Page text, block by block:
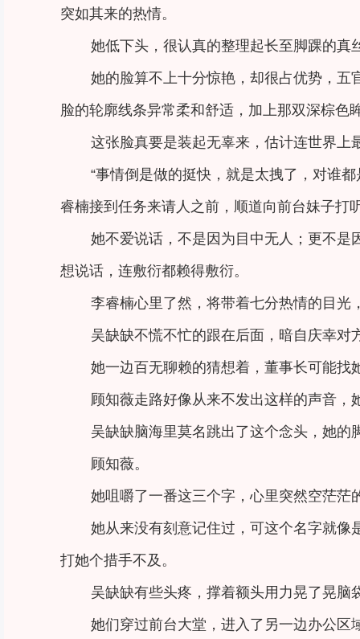
突如其来的热情。
她低下头，很认真的整理起长至脚踝的
她的脸算不上十分惊艳，却很占优势，
脸的轮廓线条异常柔和舒适，加上那双深棕
这张脸真要是装起无辜来，估计连世界上
“事情倒是做的挺快，就是太拽了，对谁
睿楠接到任务来请人之前，顺道向前台妹子打
她不爱说话，不是因为目中无人；更不
想说话，连敷衍都赖得敷衍。
李睿楠心里了然，将带着七分热情的目
吴缺缺不慌不忙的跟在后面，暗自庆幸对
她一边百无聊赖的猜想着，董事长可能
顾知薇走路好像从来不发出这样的声音，
吴缺缺脑海里莫名跳出了这个念头，她的
顾知薇。
她咀嚼了一番这三个字，心里突然空茫茫
她从来没有刻意记住过，可这个名字就
打她个措手不及。
吴缺缺有些头疼，撑着额头用力晃了晃
她们穿过前台大堂，进入了另一边办公区